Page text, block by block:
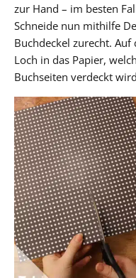
zur Hand – im besten
Schneide nun mithilfe
Buchdeckel zurecht. Auf
Loch in das Papier,
Buchseiten verdeckt wird